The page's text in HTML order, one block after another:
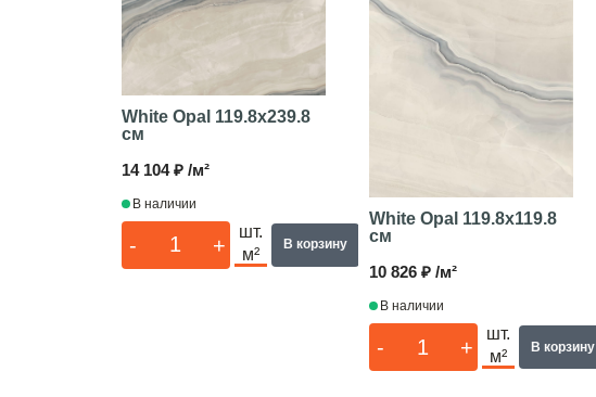
White Opal 119.8x239.8
см
14 104 ₽ /м²
В наличии
- +
шт.
м²
В корзину
White Opal 119.8x119.8
см
10 826 ₽ /м²
В наличии
- +
шт.
м²
В корзину